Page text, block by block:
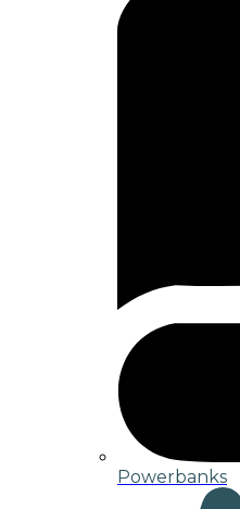
Powerbanks